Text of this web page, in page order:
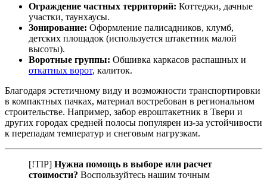
Ограждение частных территорий: Коттеджи, дачные
участки, таунхаусы.
Зонирование: Оформление палисадников, клумб,
детских площадок (используется штакетник малой
высоты).
Воротные группы: Обшивка каркасов распашных и
откатных ворот, калиток.
Благодаря эстетичному виду и возможности транспортировки
в компактных пачках, материал востребован в региональном
строительстве. Например, забор евроштакетник в Твери и
других городах средней полосы популярен из-за устойчивости
к перепадам температур и снеговым нагрузкам.
[!TIP] Нужна помощь в выборе или расчет
стоимости? Воспользуйтесь нашим точным